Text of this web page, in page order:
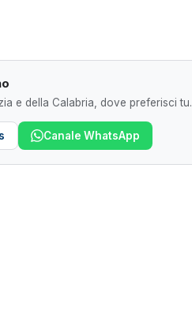
e della Calabria, dove preferisci tu.
Canale WhatsApp